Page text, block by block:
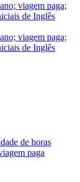
viagem paga;
de Inglês
viagem paga;
de Inglês
de horas
paga